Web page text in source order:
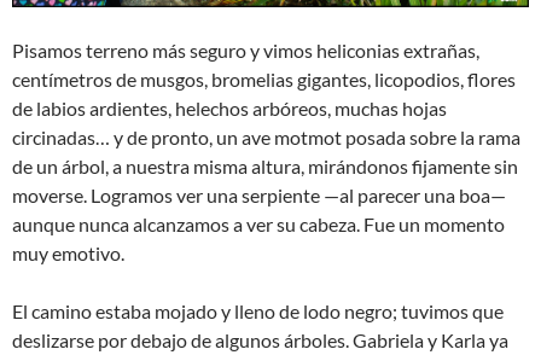
Pisamos terreno más seguro y vimos heliconias extrañas,
centímetros de musgos, bromelias gigantes, licopodios, flores
de labios ardientes, helechos arbóreos, muchas hojas
circinadas… y de pronto, un ave motmot posada sobre la rama
de un árbol, a nuestra misma altura, mirándonos fijamente sin
moverse. Logramos ver una serpiente —al parecer una boa—
aunque nunca alcanzamos a ver su cabeza. Fue un momento
muy emotivo.
El camino estaba mojado y lleno de lodo negro; tuvimos que
deslizarse por debajo de algunos árboles. Gabriela y Karla ya